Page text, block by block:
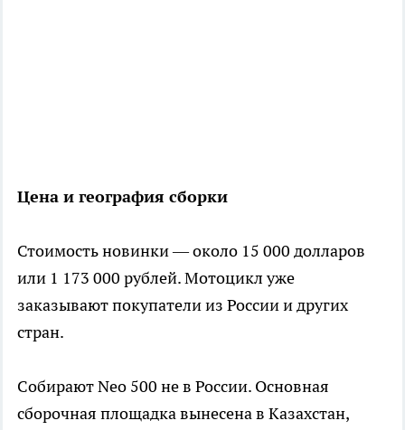
Цена и география сборки
Стоимость новинки — около 15 000 долларов
или 1 173 000 рублей. Мотоцикл уже
заказывают покупатели из России и других
стран.
Собирают Neo 500 не в России. Основная
сборочная площадка вынесена в Казахстан,